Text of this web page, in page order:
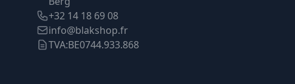
+32 14 18 69 08
info@blakshop.fr
TVA:BE0744.933.868